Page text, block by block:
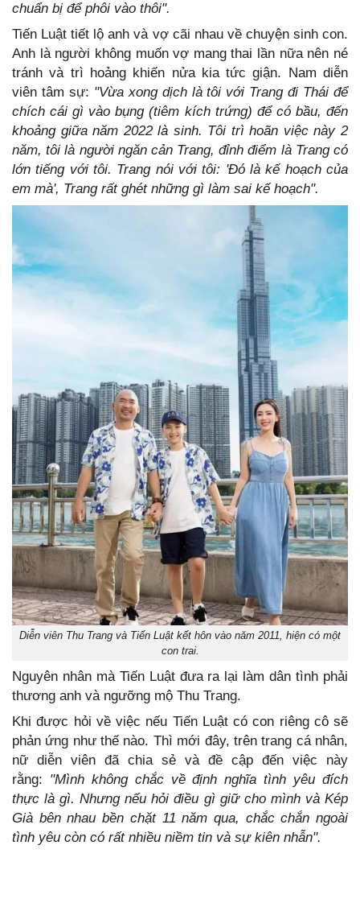
chuẩn bị để phôi vào thôi".
Tiến Luật tiết lộ anh và vợ cãi nhau về chuyện sinh con.
Anh là người không muốn vợ mang thai lần nữa nên né
tránh và trì hoảng khiến nửa kia tức giận. Nam diễn
viên tâm sự: "Vừa xong dịch là tôi với Trang đi Thái để
chích cái gì vào bụng (tiêm kích trứng) để có bầu, đến
khoảng giữa năm 2022 là sinh. Tôi trì hoãn việc này 2
năm, tôi là người ngăn cản Trang, đỉnh điểm là Trang có
lớn tiếng với tôi. Trang nói với tôi: 'Đó là kế hoạch của
em mà', Trang rất ghét những gì làm sai kế hoạch".
Diễn viên Thu Trang và Tiến Luật kết hôn vào năm 2011, hiện có một
con trai.
Nguyên nhân mà Tiến Luật đưa ra lại làm dân tình phải
thương anh và ngưỡng mộ Thu Trang.
Khi được hỏi về việc nếu Tiến Luật có con riêng cô sẽ
phản ứng như thế nào. Thì mới đây, trên trang cá nhân,
nữ diễn viên đã chia sẻ và đề cập đến việc này
rằng: "Mình không chắc về định nghĩa tình yêu đích
thực là gì. Nhưng nếu hỏi điều gì giữ cho mình và Kép
Già bên nhau bền chặt 11 năm qua, chắc chắn ngoài
tình yêu còn có rất nhiều niềm tin và sự kiên nhẫn".